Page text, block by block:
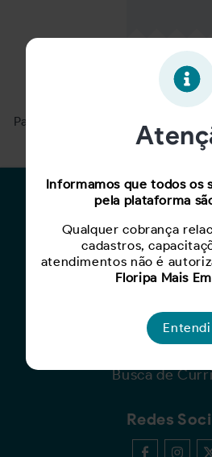
Oportunidade
Para ver mais, acesse a página
Para
Busca de
Cadastro de
Capacite-
Para
Busca de
Redes
Informamos que todos os
pela plataforma
Qualquer cobrança
cadastros,
atendimentos não é
Floripa Mais
Entendi